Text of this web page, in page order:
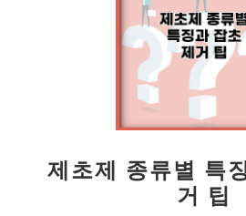
제초제 종류별 특
거 팁